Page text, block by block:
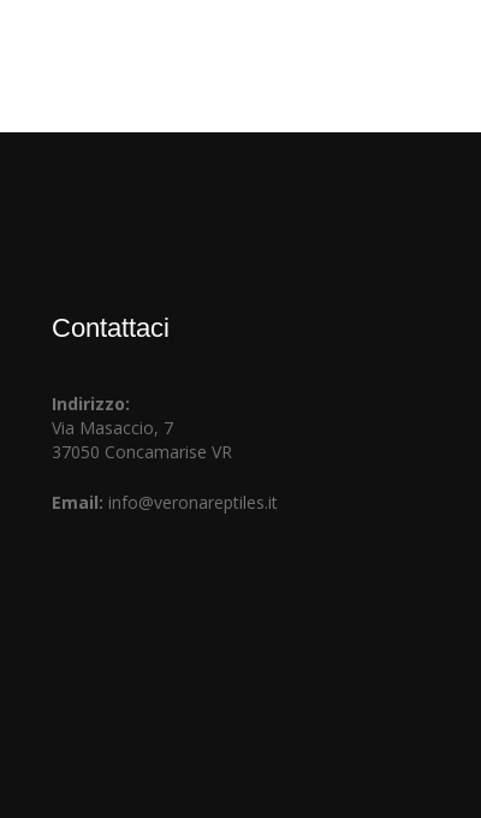
Contattaci
Indirizzo:
Via Masaccio, 7
37050 Concamarise VR
Email: info@veronareptiles.it